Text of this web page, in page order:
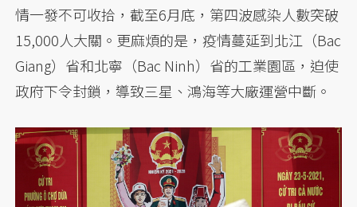
情一發不可收拾，截至6月底，第四波感染人數突破
15,000人大關。更麻煩的是，疫情蔓延到北江（Bac
Giang）省和北寧（Bac Ninh）省的工業園區，迫使
政府下令封鎖，導致三星、鴻海等大廠運營中斷。